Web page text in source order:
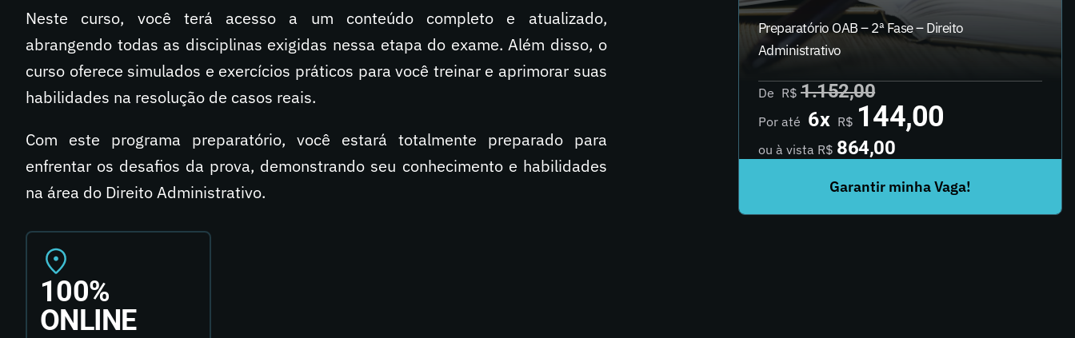
Neste curso, você terá acesso a um conteúdo completo e atualizado,
abrangendo todas as disciplinas exigidas nessa etapa do exame. Além disso, o
curso oferece simulados e exercícios práticos para você treinar e aprimorar suas
habilidades na resolução de casos reais.
Com este programa preparatório, você estará totalmente preparado para
enfrentar os desafios da prova, demonstrando seu conhecimento e habilidades
na área do Direito Administrativo.
100%
ONLINE
Preparatório OAB – 2ª Fase – Direito
Administrativo
De R$ 1.152,00
Por até 6x R$ 144,00
ou à vista R$ 864,00
Garantir minha Vaga!